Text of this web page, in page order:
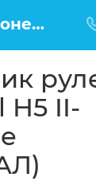
Купить Наконечник рулевой тяги Haval H5 II-поколение (ОРИГИНАЛ) в Москве по низкой цене
H5 II-